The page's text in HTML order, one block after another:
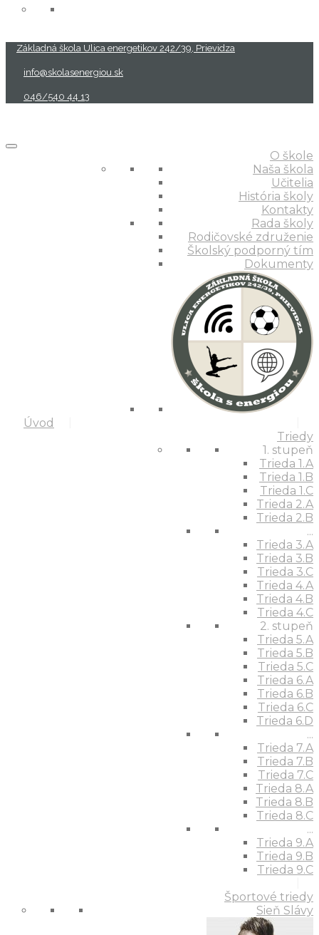
Základná škola Ulica energetikov 242/39, Prievidza
info@skolasenergiou.sk
046/540 44 13
Úvod
O škole
Naša škola
Učitelia
História školy
Kontakty
Rada školy
Rodičovské združenie
Školský podporný tím
Dokumenty
Triedy
1. stupeň
Trieda 1.A
Trieda 1.B
Trieda 1.C
Trieda 2.A
Trieda 2.B
...
Trieda 3.A
Trieda 3.B
Trieda 3.C
Trieda 4.A
Trieda 4.B
Trieda 4.C
2. stupeň
Trieda 5.A
Trieda 5.B
Trieda 5.C
Trieda 6.A
Trieda 6.B
Trieda 6.C
Trieda 6.D
...
Trieda 7.A
Trieda 7.B
Trieda 7.C
Trieda 8.A
Trieda 8.B
Trieda 8.C
...
Trieda 9.A
Trieda 9.B
Trieda 9.C
Športové triedy
Sieň Slávy